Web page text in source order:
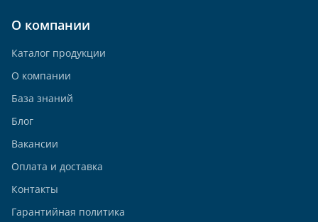
О компании
Каталог продукции
О компании
База знаний
Блог
Вакансии
Оплата и доставка
Контакты
Гарантийная политика